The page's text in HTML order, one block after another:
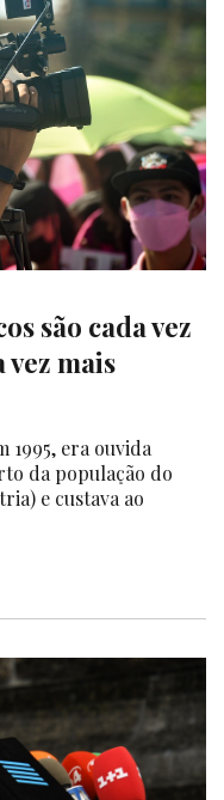
são cada vez
vez mais
1995, era ouvida
da população do
e custava ao